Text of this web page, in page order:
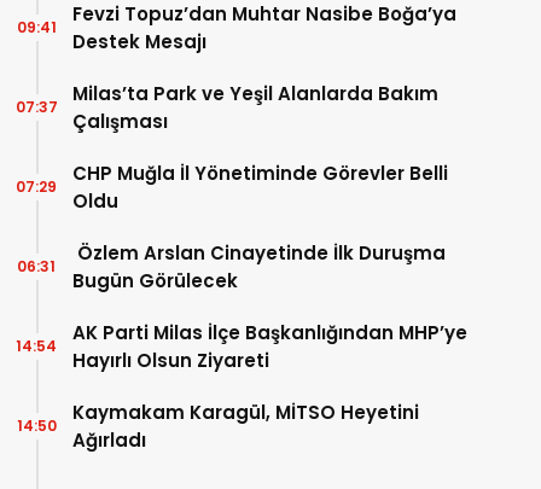
Fevzi Topuz’dan Muhtar Nasibe Boğa’ya
Destek Mesajı
09:41
Milas’ta Park ve Yeşil Alanlarda Bakım
Çalışması
07:37
CHP Muğla İl Yönetiminde Görevler Belli
Oldu
07:29
Özlem Arslan Cinayetinde İlk Duruşma
Bugün Görülecek
06:31
AK Parti Milas İlçe Başkanlığından MHP’ye
Hayırlı Olsun Ziyareti
14:54
Kaymakam Karagül, MİTSO Heyetini
Ağırladı
14:50